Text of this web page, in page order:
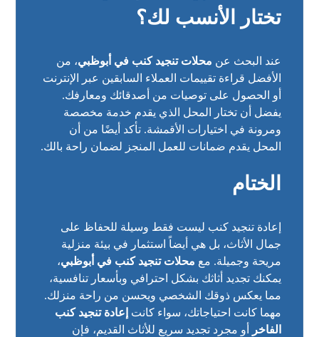
تختار الأنسب لك؟
عند البحث عن محلات تنجيد كنب في أبوظبي، من
الأفضل قراءة تقييمات العملاء السابقين عبر الإنترنت
أو الحصول على توصيات من أصدقائك ومعارفك.
يفضل أن تختار المحل الذي يقدم خدمة مخصصة
ومرونة في اختيارات الأقمشة. تأكد أيضًا من أن
المحل يقدم ضمانات للعمل المنجز لضمان راحة بالك.
الختام
إعادة تنجيد كنب ليست فقط وسيلة للحفاظ على
جمال الأثاث، بل هي أيضاً استثمار في بيئة منزلية
مريحة وجميلة. مع محلات تنجيد كنب في أبوظبي،
يمكنك تجديد أثاثك بشكل احترافي وبأسعار تنافسية،
مما يعكس ذوقك الشخصي ويحسن من راحة منزلك.
مهما كانت احتياجاتك، سواء كانت إعادة تنجيد كنب
الفاخر
أو مجرد تجديد سريع للأثاث القديم، فإن